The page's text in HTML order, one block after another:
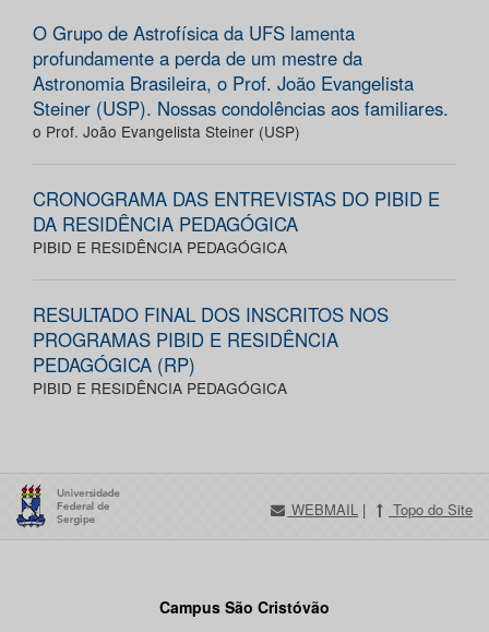
O Grupo de Astrofísica da UFS lamenta
profundamente a perda de um mestre da
Astronomia Brasileira, o Prof. João Evangelista
Steiner (USP). Nossas condolências aos familiares.
o Prof. João Evangelista Steiner (USP)
CRONOGRAMA DAS ENTREVISTAS DO PIBID E
DA RESIDÊNCIA PEDAGÓGICA
PIBID E RESIDÊNCIA PEDAGÓGICA
RESULTADO FINAL DOS INSCRITOS NOS
PROGRAMAS PIBID E RESIDÊNCIA
PEDAGÓGICA (RP)
PIBID E RESIDÊNCIA PEDAGÓGICA
WEBMAIL | Topo do Site
Campus São Cristóvão